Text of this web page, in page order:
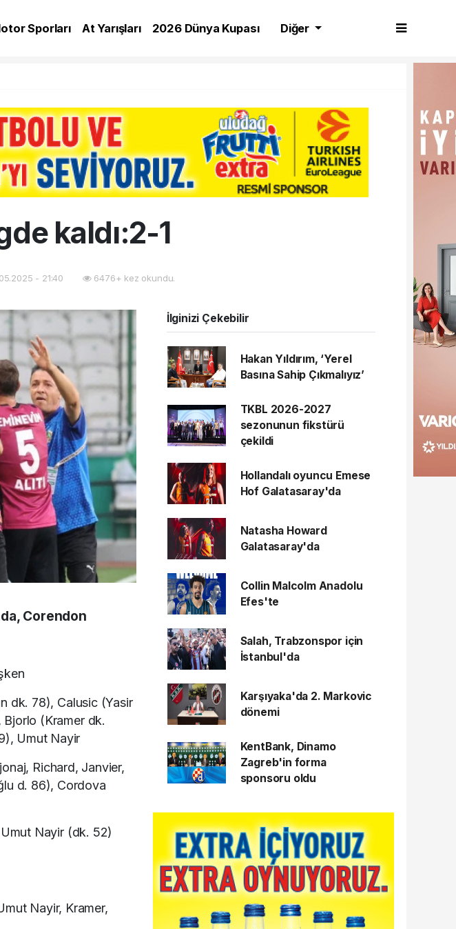
Sporları At Yarışları
2026 Dünya Kupası
Diğer
kaldı:2-1
- 21:40 6476+ kez okundu.
Corendon
dk. 78), Calusic (Yasir
(Kramer dk.
Umut Nayir
Richard, Janvier,
d. 86), Cordova
Nayir (dk. 52)
Nayir, Kramer,
İlginizi Çekebilir
Hakan Yıldırım, ‘Yerel
Basına Sahip Çıkmalıyız’
TKBL 2026-2027
sezonunun fikstürü
çekildi
Hollandalı oyuncu Emese
Hof Galatasaray'da
Natasha Howard
Galatasaray'da
Collin Malcolm Anadolu
Efes'te
Salah, Trabzonspor için
İstanbul'da
Karşıyaka'da 2. Markovic
dönemi
KentBank, Dinamo
Zagreb'in forma
sponsoru oldu